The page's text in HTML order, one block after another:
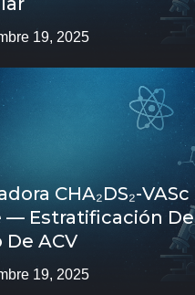
19, 2025
CHA₂DS₂-VASc
— Estratificación De
De ACV
19, 2025